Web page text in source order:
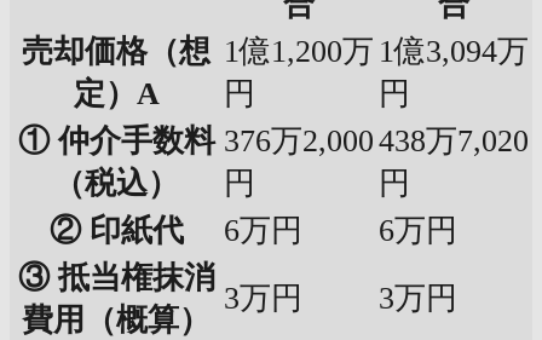
売却価格（想
定）A
1億1,200万
円
1億3,094万
円
① 仲介手数料
（税込）
376万2,000
円
438万7,020
円
② 印紙代
6万円
6万円
③ 抵当権抹消
費用（概算）
3万円
3万円